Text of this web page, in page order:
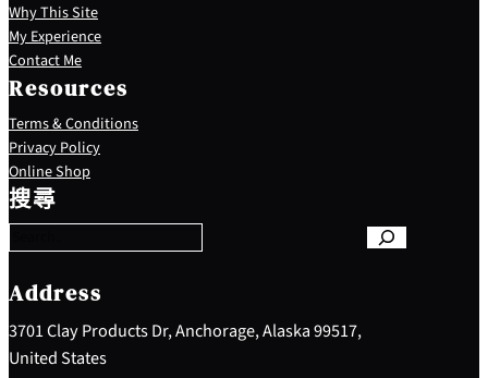
Why This Site
My Experience
Contact Me
Resources
Terms & Conditions
Privacy Policy
Online Shop
搜尋
S
e
a
c
h
Address
3701 Clay Products Dr, Anchorage, Alaska 99517,
United States